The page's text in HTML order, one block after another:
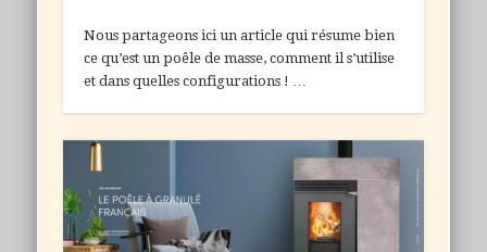
Nous partageons ici un article qui résume bien
ce qu’est un poêle de masse, comment il s’utilise
et dans quelles configurations ! …